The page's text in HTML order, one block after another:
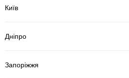
Київ
Дніпро
Запоріжжя